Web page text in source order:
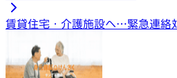
賃貸住宅・介護施設へ…緊急連絡